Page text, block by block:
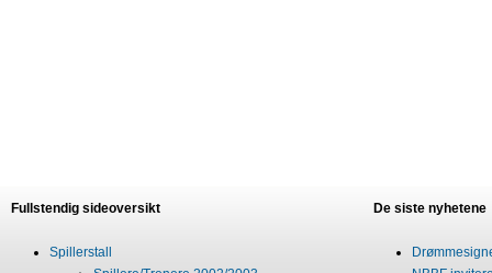
Fullstendig sideoversikt
Spillerstall
De siste nyhetene